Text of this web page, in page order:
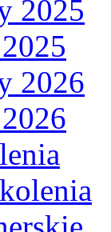
2025
2026